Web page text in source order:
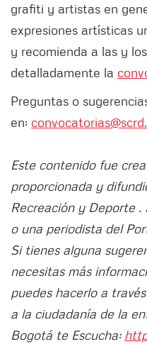
grafiti y artistas en
expresiones artísticas
y recomienda a las y
detalladamente la
Preguntas o
en:
Este contenido fue
proporcionada y
Recreación y Deporte
o una periodista del
Si tienes alguna
necesitas más
puedes hacerlo a
a la ciudadanía de la
Bogotá te Escucha: